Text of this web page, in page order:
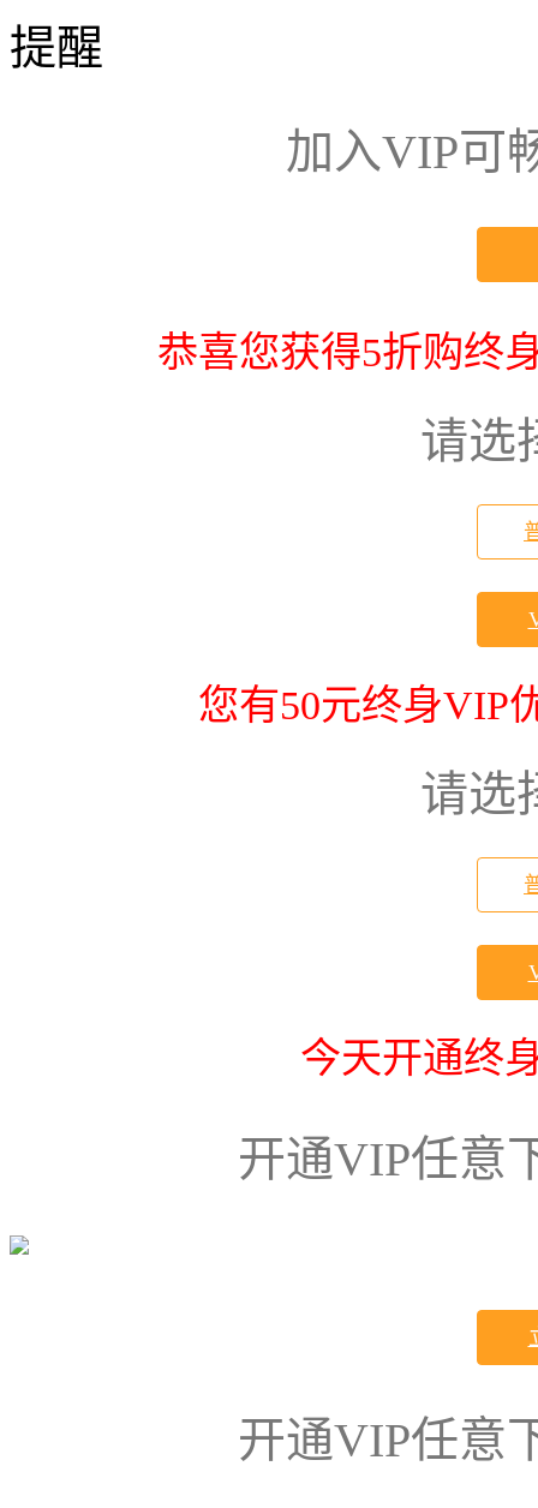
提醒
加入VIP可
恭喜您获得5折购终
请选
您有50元终身VIP
请选
今天开通终
开通VIP任意
开通VIP任意